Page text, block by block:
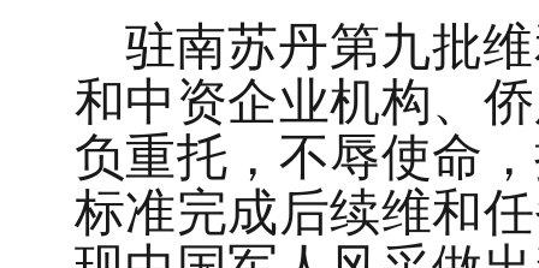
驻南苏丹第九批
和中资企业机构、
负重托，不辱使命
标准完成后续维和